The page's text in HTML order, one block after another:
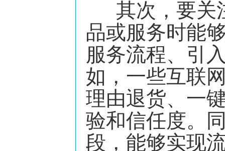
其次，要关
品或服务时能
服务流程、引
如，一些互联
理由退货、一
验和信任度。
段，能够实现